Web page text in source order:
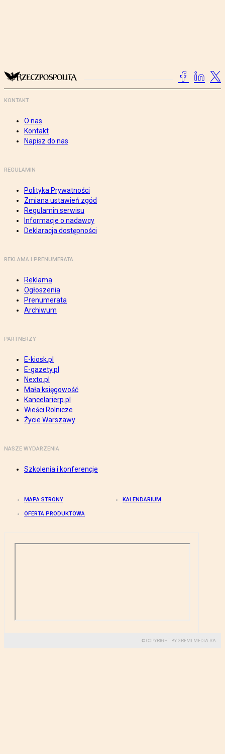
KONTAKT
O nas
Kontakt
Napisz do nas
REGULAMIN
Polityka Prywatności
Zmiana ustawień zgód
Regulamin serwisu
Informacje o nadawcy
Deklaracja dostępności
REKLAMA I PRENUMERATA
Reklama
Ogłoszenia
Prenumerata
Archiwum
PARTNERZY
E-kiosk.pl
E-gazety.pl
Nexto.pl
Mała księgowość
Kancelarierp.pl
Wieści Rolnicze
Życie Warszawy
NASZE WYDARZENIA
Szkolenia i konferencje
MAPA STRONY KALENDARIUM
OFERTA PRODUKTOWA
© COPYRIGHT BY GREMI MEDIA SA